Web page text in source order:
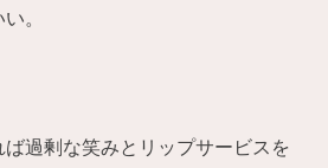
。
過剰な笑みとリップサービスを